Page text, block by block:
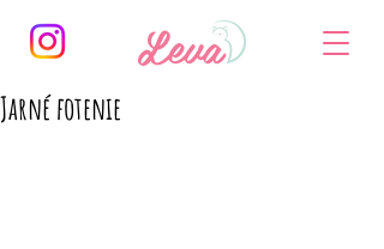
Jarné fotenie